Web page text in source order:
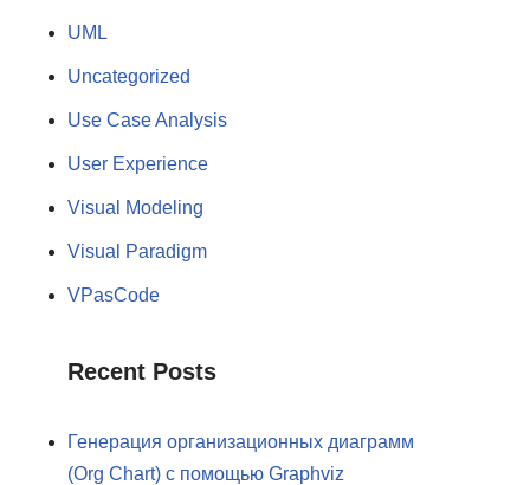
UML
Uncategorized
Use Case Analysis
User Experience
Visual Modeling
Visual Paradigm
VPasCode
Recent Posts
Генерация организационных диаграмм
(Org Chart) с помощью Graphviz